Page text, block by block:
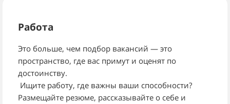
Работа
Это больше, чем подбор вакансий — это
пространство, где вас примут и оценят по
достоинству.
Ищите работу, где важны ваши способности?
Размещайте резюме, рассказывайте о себе и